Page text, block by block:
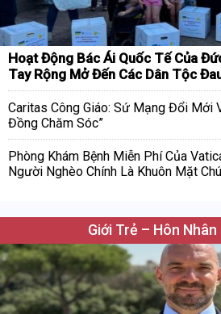
Hoạt Động Bác Ái Quốc Tế Của
Tay Rộng Mở Đến Các Dân Tộc
Caritas Công Giáo: Sứ Mạng Đổi Mới
Đồng Chăm Sóc”
Phòng Khám Bệnh Miễn Phí Của
Người Nghèo Chính Là Khuôn Mặt
Giới Trẻ – Hôn Nhân